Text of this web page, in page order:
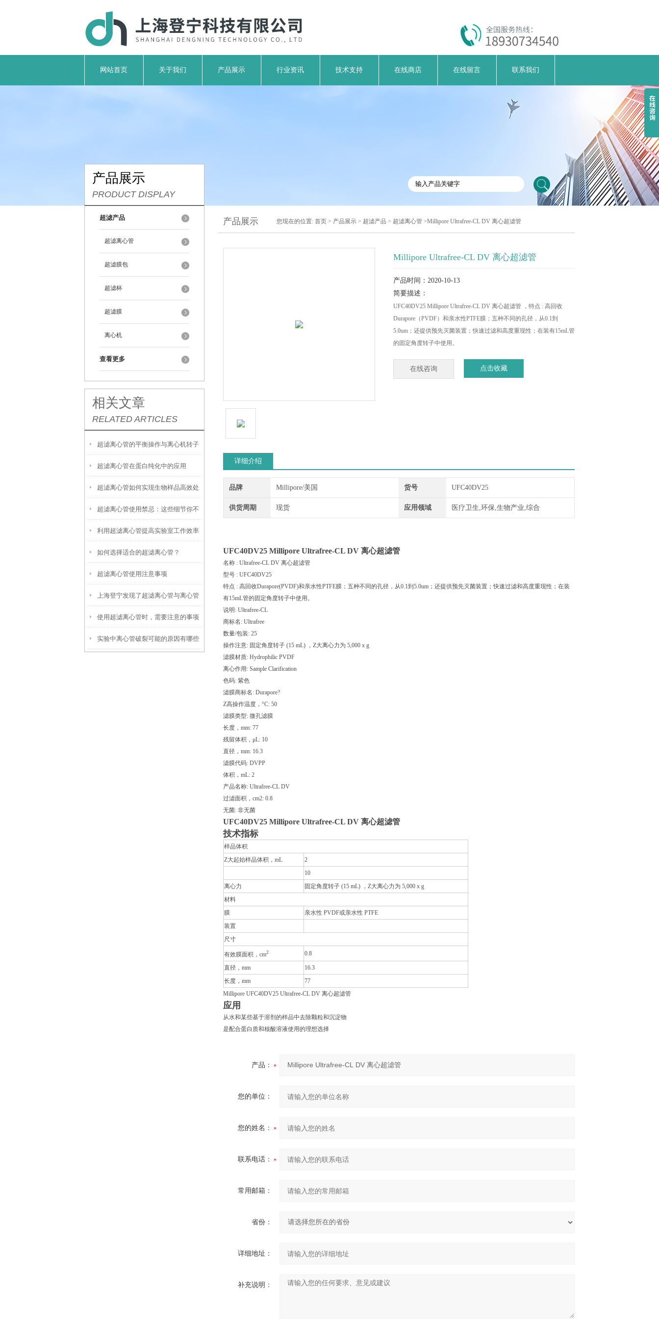
网站首页 关于我们 产品展示 行业资讯 技术支持 在线商店 在线留言 联系我们
产品展示
PRODUCT DISPLAY
超滤产品
超滤离心管
超滤膜包
超滤杯
超滤膜
离心机
查看更多
相关文章
RELATED ARTICLES
超滤离心管的平衡操作与离心机转子
匹配指南
超滤离心管在蛋白纯化中的应用
超滤离心管如何实现生物样品高效处
理
超滤离心管使用禁忌：这些细节你不
能错过
利用超滤离心管提高实验室工作效率
如何选择适合的超滤离心管？
超滤离心管使用注意事项
上海登宁发现了超滤离心管与离心管
之间的小秘密
使用超滤离心管时，需要注意的事项
实验中离心管破裂可能的原因有哪些
产品展示 您现在的位置: 首页 > 产品展示 > 超滤产品 > 超滤离心管 >Millipore Ultrafree-CL DV 离心超滤管
Millipore Ultrafree-CL DV 离心超滤管
产品时间：2020-10-13
简要描述：
UFC40DV25 Millipore Ultrafree-CL DV 离心超滤管 ，特点 : 高回收
Durapore（PVDF）和亲水性PTFE膜；五种不同的孔径，从0.1到
5.0um；还提供预先灭菌装置；快速过滤和高度重现性；在装有15mL管
的固定角度转子中使用。
在线咨询 点击收藏
详细介绍
品牌 Millipore/美国 货号 UFC40DV25
供货周期 现货 应用领域 医疗卫生,环保,生物产业,综合
UFC40DV25 Millipore Ultrafree-CL DV 离心超滤管
名称 : Ultrafree-CL DV 离心超滤管
型号 : UFC40DV25
特点 : 高回收Durapore(PVDF)和亲水性PTFE膜；五种不同的孔径，从0.1到5.0um；还提供预先灭菌装置；快速过滤和高度重现性；在装
有15mL管的固定角度转子中使用。
说明: Ultrafree-CL
商标名: Ultrafree
数量/包装: 25
操作注意: 固定角度转子 (15 mL) ，Z大离心力为 5,000 x g
滤膜材质: Hydrophilic PVDF
离心作用: Sample Clarification
色码: 紫色
滤膜商标名: Durapore?
Z高操作温度，°C: 50
滤膜类型: 微孔滤膜
长度，mm: 77
残留体积，μL: 10
直径，mm: 16.3
滤膜代码: DVPP
体积，mL: 2
产品名称: Ultrafree-CL DV
过滤面积，cm2: 0.8
无菌: 非无菌
UFC40DV25 Millipore Ultrafree-CL DV 离心超滤管
技术指标
样品体积
Z大起始样品体积，mL
2
10
离心力
固定角度转子 (15 mL) ，Z大离心力为 5,000 x g
材料
膜
亲水性 PVDF或亲水性 PTFE
装置
尺寸
有效膜面积，cm2 0.8
直径，mm
16.3
长度，mm
77
Millipore UFC40DV25 Ultrafree-CL DV 离心超滤管
应用
从水和某些基于溶剂的样品中去除颗粒和沉淀物
是配合蛋白质和核酸溶液使用的理想选择
产品：
您的单位：
您的姓名：
联系电话：
常用邮箱：
省份：
详细地址：
补充说明：